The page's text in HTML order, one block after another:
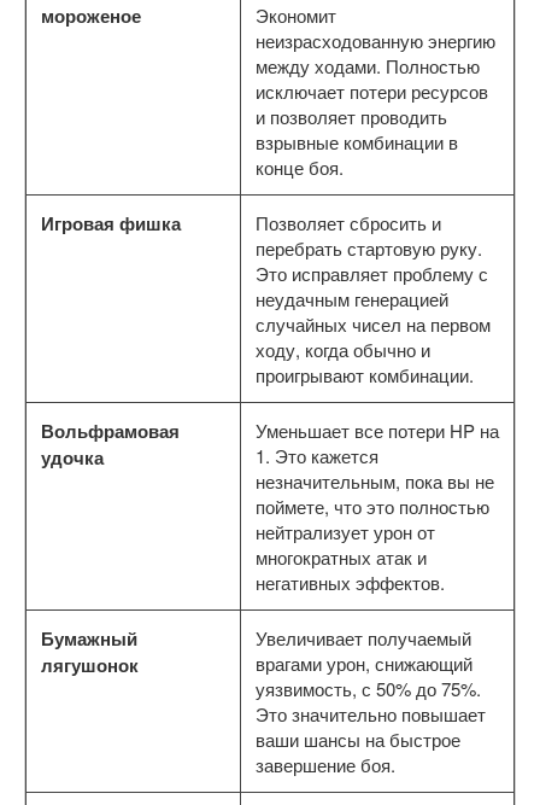
мороженое
Экономит
неизрасходованную энергию
между ходами. Полностью
исключает потери ресурсов
и позволяет проводить
взрывные комбинации в
конце боя.
Игровая фишка
Позволяет сбросить и
перебрать стартовую руку.
Это исправляет проблему с
неудачным генерацией
случайных чисел на первом
ходу, когда обычно и
проигрывают комбинации.
Вольфрамовая
удочка
Уменьшает все потери HP на
1. Это кажется
незначительным, пока вы не
поймете, что это полностью
нейтрализует урон от
многократных атак и
негативных эффектов.
Бумажный
лягушонок
Увеличивает получаемый
врагами урон, снижающий
уязвимость, с 50% до 75%.
Это значительно повышает
ваши шансы на быстрое
завершение боя.